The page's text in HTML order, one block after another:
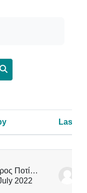
Search forums
Last
Πέτρος Ποτίκας
2022